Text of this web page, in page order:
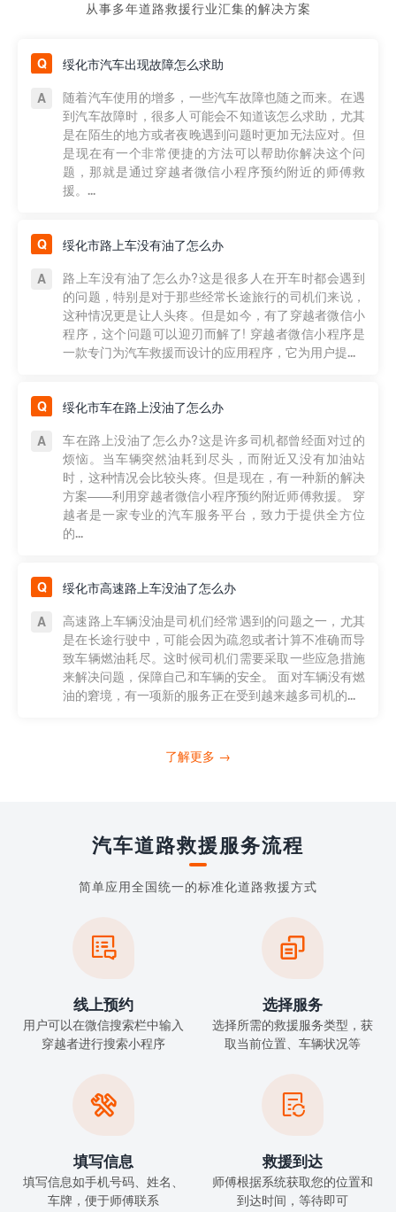
从事多年道路救援行业汇集的解决方案
绥化市汽车出现故障怎么求助
随着汽车使用的增多，一些汽车故障也随之而来。在遇
到汽车故障时，很多人可能会不知道该怎么求助，尤其
是在陌生的地方或者夜晚遇到问题时更加无法应对。但
是现在有一个非常便捷的方法可以帮助你解决这个问
题，那就是通过穿越者微信小程序预约附近的师傅救
援。...
绥化市路上车没有油了怎么办
路上车没有油了怎么办?这是很多人在开车时都会遇到
的问题，特别是对于那些经常长途旅行的司机们来说，
这种情况更是让人头疼。但是如今，有了穿越者微信小
程序，这个问题可以迎刃而解了! 穿越者微信小程序是
一款专门为汽车救援而设计的应用程序，它为用户提...
绥化市车在路上没油了怎么办
车在路上没油了怎么办?这是许多司机都曾经面对过的
烦恼。当车辆突然油耗到尽头，而附近又没有加油站
时，这种情况会比较头疼。但是现在，有一种新的解决
方案——利用穿越者微信小程序预约附近师傅救援。 穿
越者是一家专业的汽车服务平台，致力于提供全方位
的...
绥化市高速路上车没油了怎么办
高速路上车辆没油是司机们经常遇到的问题之一，尤其
是在长途行驶中，可能会因为疏忽或者计算不准确而导
致车辆燃油耗尽。这时候司机们需要采取一些应急措施
来解决问题，保障自己和车辆的安全。 面对车辆没有燃
油的窘境，有一项新的服务正在受到越来越多司机的...
了解更多 →
汽车道路救援服务流程
简单应用全国统一的标准化道路救援方式

线上预约
用户可以在微信搜索栏中输入
穿越者进行搜索小程序

选择服务
选择所需的救援服务类型，获
取当前位置、车辆状况等

填写信息
填写信息如手机号码、姓名、
车牌，便于师傅联系

救援到达
师傅根据系统获取您的位置和
到达时间，等待即可